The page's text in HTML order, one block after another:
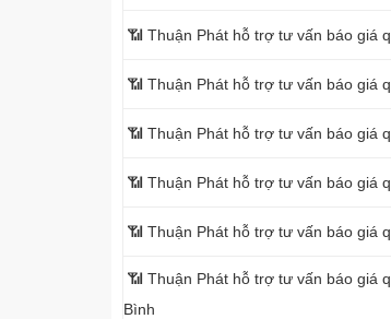
📶 Thuận Phát hỗ trợ tư vấn báo giá
📶 Thuận Phát hỗ trợ tư vấn báo giá
📶 Thuận Phát hỗ trợ tư vấn báo giá
📶 Thuận Phát hỗ trợ tư vấn báo giá
📶 Thuận Phát hỗ trợ tư vấn báo giá
📶 Thuận Phát hỗ trợ tư vấn báo giá
Bình